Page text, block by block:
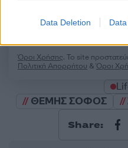
Data Deletion
Όροι Χρήσης. Το site
Πολιτική Απορρήτου &Όροι
ΘΕΜΗΣ ΣΟΦΟΣ
Share: